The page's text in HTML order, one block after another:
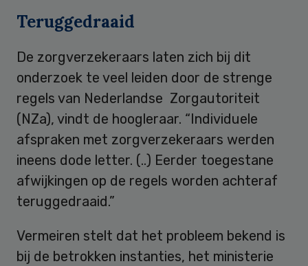
Teruggedraaid
De zorgverzekeraars laten zich bij dit
onderzoek te veel leiden door de strenge
regels van Nederlandse Zorgautoriteit
(NZa), vindt de hoogleraar. “Individuele
afspraken met zorgverzekeraars werden
ineens dode letter. (..) Eerder toegestane
afwijkingen op de regels worden achteraf
teruggedraaid.”
Vermeiren stelt dat het probleem bekend is
bij de betrokken instanties, het ministerie